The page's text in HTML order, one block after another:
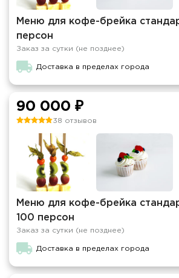
Меню для кофе-брейка
персон
Заказ за сутки (не позднее)
Доставка в пределах города
90 000 ₽
38 отзывов
Меню для кофе-брейка
100 персон
Заказ за сутки (не позднее)
Доставка в пределах города